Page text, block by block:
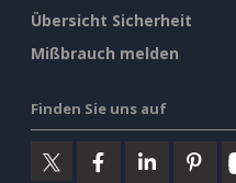
Übersicht Sicherheit
Mißbrauch melden
Finden Sie uns auf